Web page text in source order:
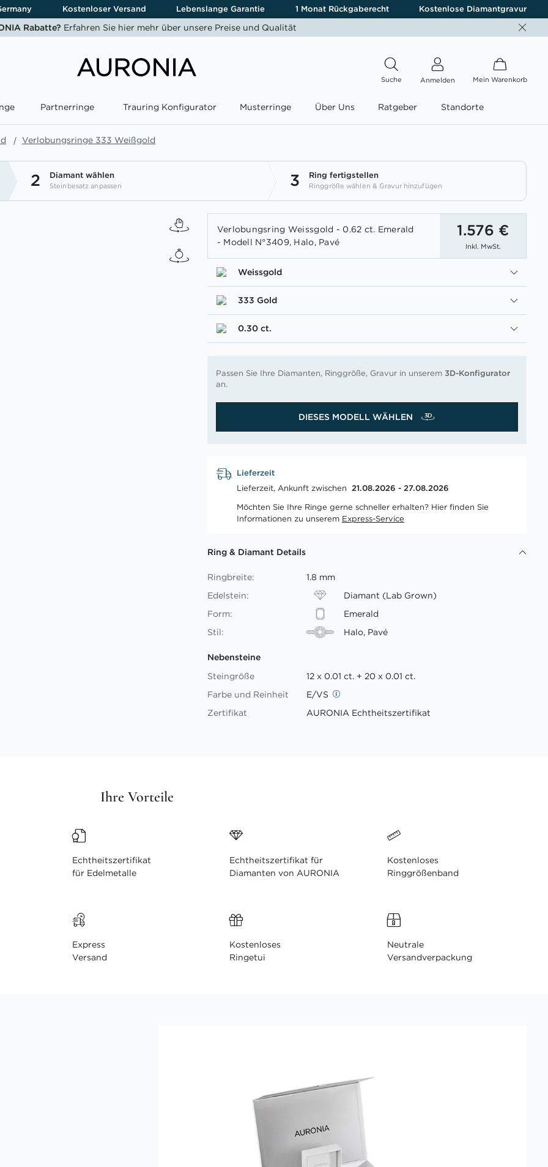
Kostenloser Versand Lebenslange Garantie 1 Monat Rückgaberecht Kostenlose Diamantgravur
Rabatte? Erfahren Sie hier mehr über unsere Preise und Qualität
Suche Anmelden Mein Warenkorb
Partnerringe Trauring Konfigurator Musterringe Über Uns Ratgeber Standorte
Verlobungsringe 333 Weißgold
2 Diamant wählen
Steinbesatz anpassen 3 Ring fertigstellen
Ringgröße wählen & Gravur hinzufügen
Verlobungsring Weissgold - 0.62 ct. Emerald
- Modell N°3409, Halo, Pavé
1.576 €
Inkl. MwSt.
Weissgold
333 Gold
0.30 ct.
Passen Sie Ihre Diamanten, Ringgröße, Gravur in unserem3D-Konfigurator
an.
DIESES MODELL WÄHLEN
Lieferzeit
Lieferzeit, Ankunft zwischen 21.08.2026 - 27.08.2026
Möchten Sie Ihre Ringe gerne schneller erhalten? Hier finden Sie
Informationen zu unserem Express-Service
Ring & Diamant Details
Ringbreite:
1.8 mm
Edelstein:
Diamant (Lab Grown)
Form:
Emerald
Stil:
Halo, Pavé
Nebensteine
Steingröße
12 x 0.01 ct. + 20 x 0.01 ct.
Farbe und Reinheit
E/VS
Zertifikat
AURONIA Echtheitszertifikat
Ihre Vorteile
Echtheitszertifikat
für Edelmetalle
Echtheitszertifikat für
Diamanten von AURONIA
Kostenloses
Ringgrößenband
Express
Versand
Kostenloses
Ringetui
Neutrale
Versandverpackung